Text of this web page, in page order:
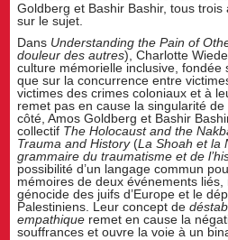
Goldberg et Bashir Bashir, tous trois
sur le sujet.
Dans Understanding the Pain of
douleur des autres), Charlotte
culture mémorielle inclusive, fondée
que sur la concurrence entre
victimes des crimes coloniaux et à
remet pas en cause la singularité
côté, Amos Goldberg et Bashir
collectif The Holocaust and the
Trauma and History(La Shoah et la
grammaire du traumatisme et de
possibilité d’un langage commun
mémoires de deux événements liés,
génocide des juifs d’Europe et le
Palestiniens. Leur concept de
empathique remet en cause la
souffrances et ouvre la voie à un